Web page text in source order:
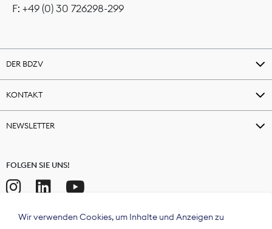
F: +49 (0) 30 726298-299
DER BDZV
KONTAKT
NEWSLETTER
FOLGEN SIE UNS!
Wir verwenden Cookies, um Inhalte und Anzeigen zu